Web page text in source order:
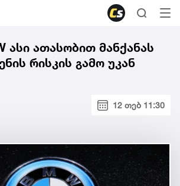
ასი ათასობით მანქანას
რისკის გამო უკან
12 თებ 11:30